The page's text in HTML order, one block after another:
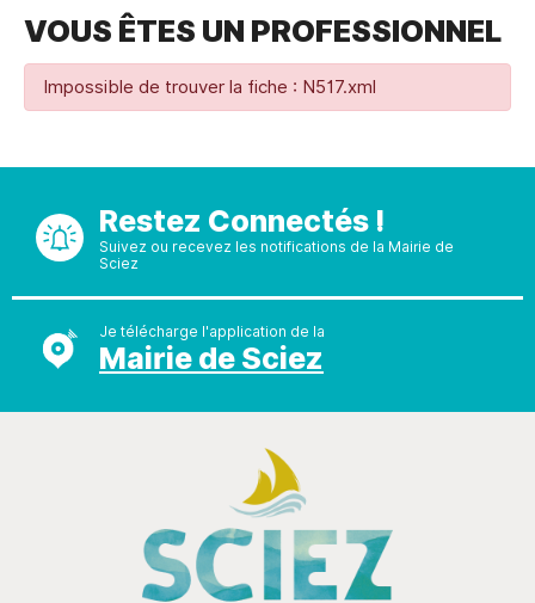
PORTDE PLAISANCE
MUSÉEDE PRÉHISTOIRE ET
VOUS ÊTES UN PROFESSIONNEL
Impossible de trouver la fiche : N517.xml
Restez Connectés !
Suivez ou recevez les notifications de la Mairie de
Sciez
Je télécharge l'application de la
Mairie de Sciez